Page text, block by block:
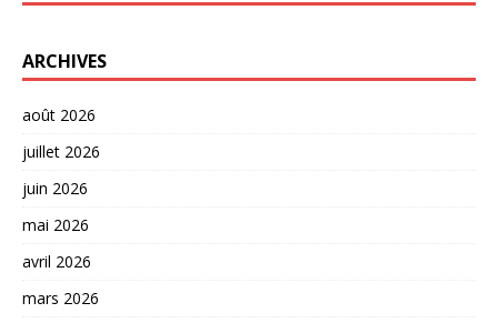
ARCHIVES
août 2026
juillet 2026
juin 2026
mai 2026
avril 2026
mars 2026